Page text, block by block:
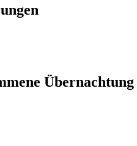
Übernachtung